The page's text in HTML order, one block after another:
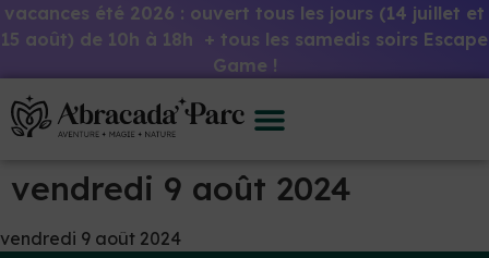
vacances été 2026 : ouvert tous les jours (14 juillet et
15 août) de 10h à 18h + tous les samedis soirs Escape
Game !
vendredi 9 août 2024
vendredi 9 août 2024